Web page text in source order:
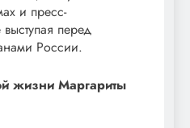
и пресс-
перед
России.
жизни Маргариты